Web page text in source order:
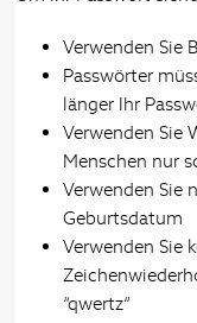
Verwenden Sie
Passwörter
länger Ihr
Verwenden Sie
Menschen nur
Verwenden Sie
Geburtsdatum
Verwenden Sie
“qwertz“